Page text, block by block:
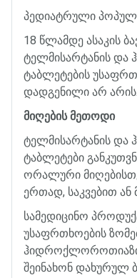
პედიატრული
18 წლამდე ასაკის
ტელმისარტანის და
ტაბლეტების
დადგენილი არ არის.
მიღების მეთოდი
ტელმისარტანის და
ტაბლეტები
ორალური
ერთად, საკვებით ან
სამედიცინო
უსაფრთხოების
შეინახონ დახურულ